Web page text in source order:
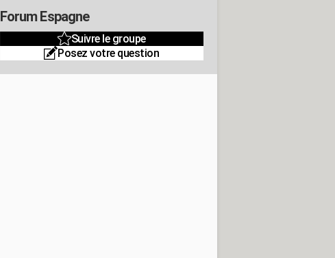
Forum Espagne
Suivre le groupe
Posez votre question